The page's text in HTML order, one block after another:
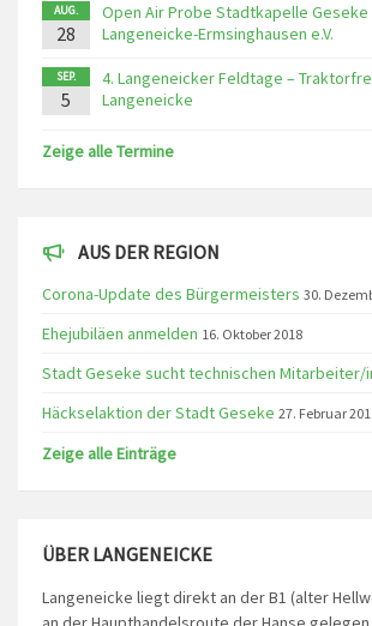
AUG.
28
Open Air Probe Stadtkapelle Geseke
Langeneicke-Ermsinghausen e.V.
SEP.
5
4. Langeneicker Feldtage –
Langeneicke
Zeige alle Termine
AUS DER REGION
Corona-Update des Bürgermeisters 30.
Ehejubiläen anmelden 16. Oktober 2018
Stadt Geseke sucht technischen Mitarbeiter/
Häckselaktion der Stadt Geseke 27. Februar
Zeige alle Einträge
ÜBER LANGENEICKE
Langeneicke liegt direkt an der B1 (alter